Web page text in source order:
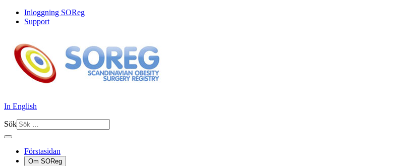
Inloggning SOReg
Support
In English
Sök
Förstasidan
Om SOReg